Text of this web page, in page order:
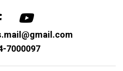
7000097